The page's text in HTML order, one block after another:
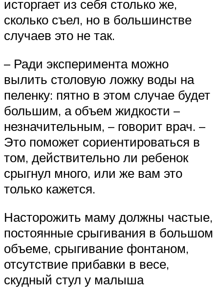
исторгает из себя столько же,
сколько съел, но в большинстве
случаев это не так.
– Ради эксперимента можно
вылить столовую ложку воды на
пеленку: пятно в этом случае будет
большим, а объем жидкости –
незначительным, – говорит врач. –
Это поможет сориентироваться в
том, действительно ли ребенок
срыгнул много, или же вам это
только кажется.
Насторожить маму должны частые,
постоянные срыгивания в большом
объеме, срыгивание фонтаном,
отсутствие прибавки в весе,
скудный стул у малыша